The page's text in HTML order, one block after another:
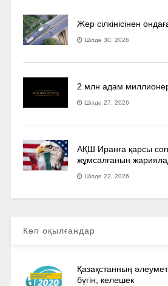
Жер сілкінісінен
Шілде 30, 2026
2 млн адам
Шілде 27, 2026
АҚШ Иранға қарсы
жұмсалғанын
Шілде 22, 2026
Көп оқылғандар
Қазақстанның
бүгін, келешек